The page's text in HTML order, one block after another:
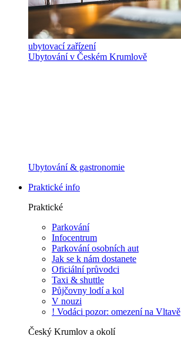
ubytovací zařízení
Ubytování v Českém Krumlově
Ubytování & gastronomie
Praktické info
Praktické
Parkování
Infocentrum
Parkování osobních aut
Jak se k nám dostanete
Oficiální průvodci
Taxi & shuttle
Půjčovny lodí a kol
V nouzi
! Vodáci pozor: omezení na Vltavě
Český Krumlov a okolí